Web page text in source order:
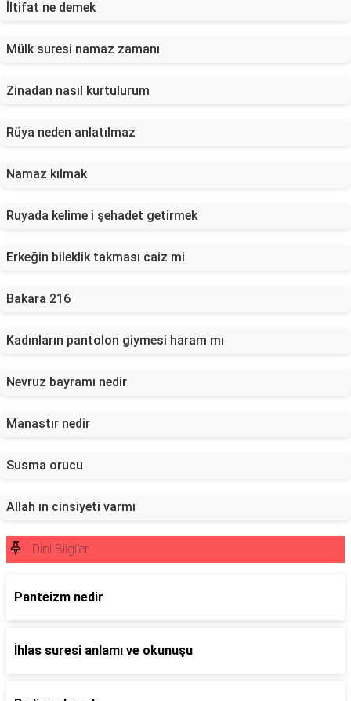
İltifat ne demek
Mülk suresi namaz zamanı
Zinadan nasıl kurtulurum
Rüya neden anlatılmaz
Namaz kılmak
Ruyada kelime i şehadet getirmek
Erkeğin bileklik takması caiz mi
Bakara 216
Kadınların pantolon giymesi haram mı
Nevruz bayramı nedir
Manastır nedir
Susma orucu
Allah ın cinsiyeti varmı
Dini Bilgiler
Panteizm nedir
İhlas suresi anlamı ve okunuşu